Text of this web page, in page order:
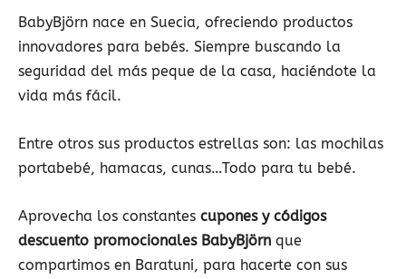
BabyBjörn nace en Suecia, ofreciendo productos
innovadores para bebés. Siempre buscando la
seguridad del más peque de la casa, haciéndote la
vida más fácil.
Entre otros sus productos estrellas son: las mochilas
portabebé, hamacas, cunas…Todo para tu bebé.
Aprovecha los constantes cupones y códigos
descuento promocionales BabyBjörn que
compartimos en Baratuni, para hacerte con sus